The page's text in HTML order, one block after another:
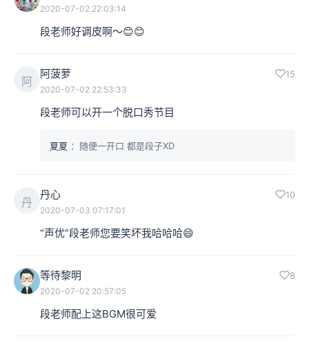
2020-07-02 22:03:14
段老师好调皮啊～😊😊
阿
阿菠萝 15
2020-07-02 22:53:33
段老师可以开一个脱口秀节目
夏夏 ：随便一开口 都是段子XD
丹
丹心 10
2020-07-03 07:17:01
“声优”段老师您要笑坏我哈哈哈😄
等待黎明 8
2020-07-02 20:57:05
段老师配上这BGM很可爱